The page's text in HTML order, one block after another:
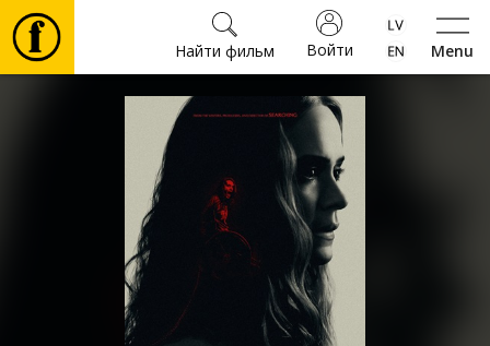
Menu
Войти
Найти фильм
Фильмы
Культура
Мероприятия